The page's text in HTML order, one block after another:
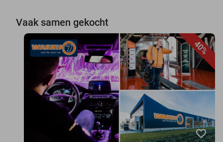
Vaak samen gekocht
40%
favorite_border